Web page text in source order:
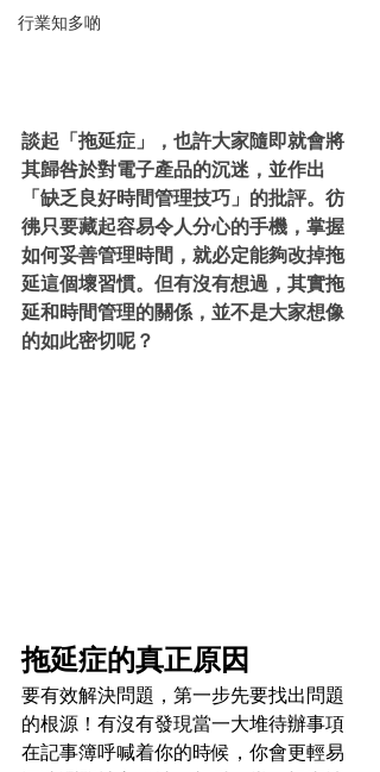
行業知多啲
談起「拖延症」，也許大家隨即就會將
其歸咎於對電子產品的沉迷，並作出
「缺乏良好時間管理技巧」的批評。彷
彿只要藏起容易令人分心的手機，掌握
如何妥善管理時間，就必定能夠改掉拖
延這個壞習慣。但有沒有想過，其實拖
延和時間管理的關係，並不是大家想像
的如此密切呢？
拖延症的真正原因
要有效解決問題，第一步先要找出問題
的根源！有沒有發現當一大堆待辦事項
在記事簿呼喊着你的時候，你會更輕易